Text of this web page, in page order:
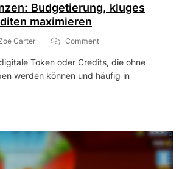
Budgetierung, kluges
maximieren
Carter CommentOn
Münzen:
Budgetierung,
Renditen
Token oder Credits, die ohne
werden können und häufig in